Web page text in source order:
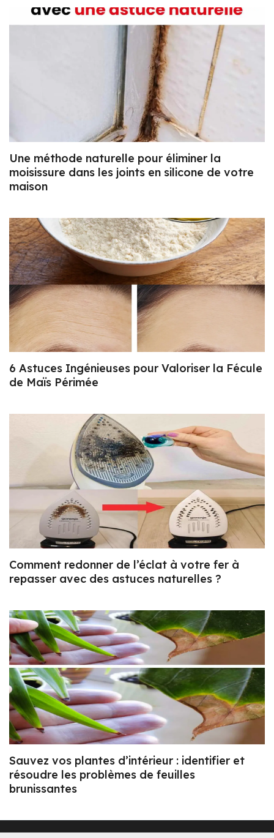
Une méthode naturelle pour éliminer la
moisissure dans les joints en silicone de votre
maison
6 Astuces Ingénieuses pour Valoriser la Fécule
de Maïs Périmée
Comment redonner de l’éclat à votre fer à
repasser avec des astuces naturelles ?
Sauvez vos plantes d’intérieur : identifier et
résoudre les problèmes de feuilles
brunissantes